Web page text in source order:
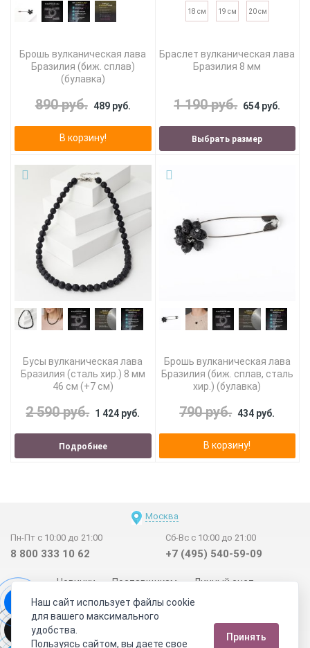
Брошь вулканическая лава
Бразилия (биж. сплав)
(булавка)
890 руб. 489 руб.
В корзину!
18 см 19 см 20 см
Браслет вулканическая лава
Бразилия 8 мм
1 190 руб. 654 руб.
Выбрать размер
Бусы вулканическая лава
Бразилия (сталь хир.) 8 мм
46 см (+7 см)
2 590 руб. 1 424 руб.
Подробнее
Брошь вулканическая лава
Бразилия (биж. сплав, сталь
хир.) (булавка)
790 руб. 434 руб.
В корзину!
Москва
Пн-Пт с 10:00 до 21:00
8 800 333 10 62
Сб-Вс с 10:00 до 21:00
+7 (495) 540-59-09
Новинки Поставщикам
Личный счет
Договор-оферта
О нас
Наши магазины
Отзывы покупателей
Сертификаты
Статьи
Обратная связь
Видео о камнях СОУТ Телеграм
Наш сайт использует файлы cookie
для вашего максимального
удобства.
Пользуясь сайтом, вы даете свое
Принять